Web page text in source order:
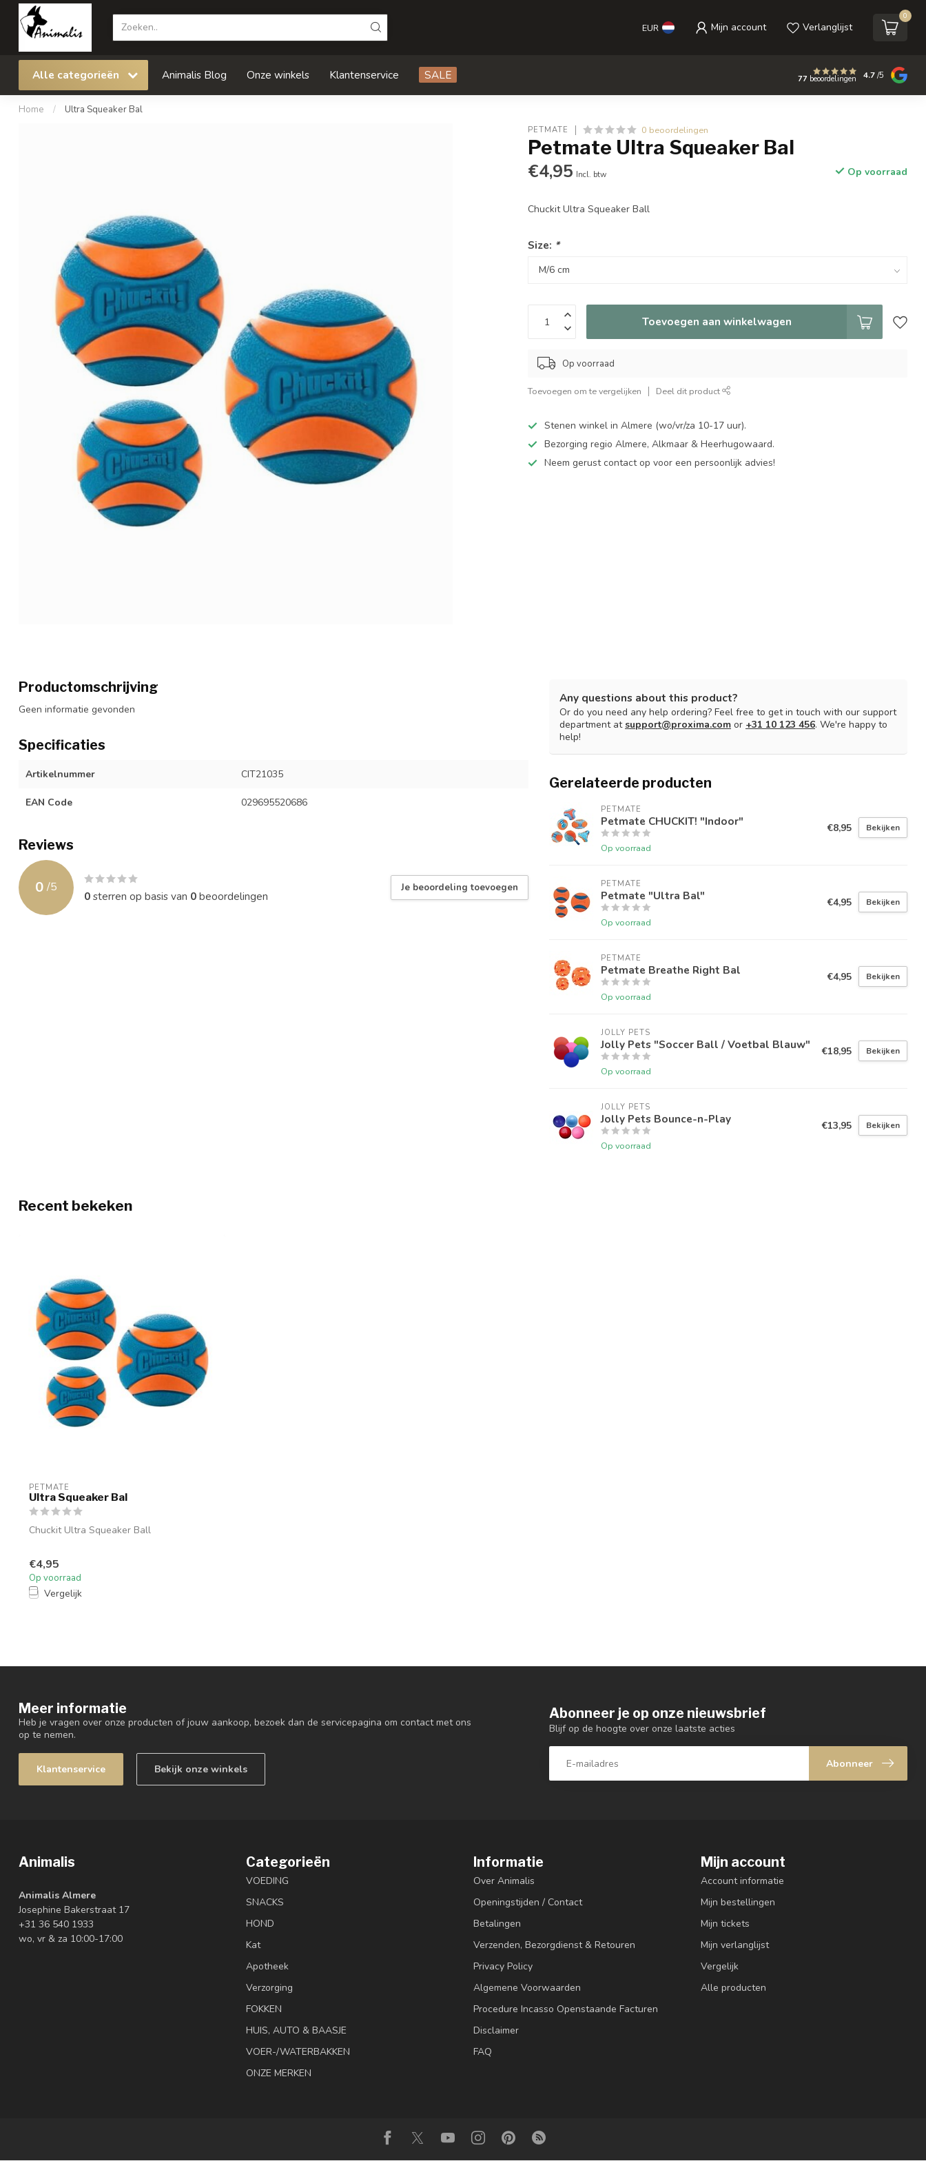
EUR Mijn account Verlanglijst
0
Alle categorieën Animalis Blog Onze winkels Klantenservice SALE 77 beoordelingen 4.7/5
Home / Ultra Squeaker Bal
PETMATE 0 beoordelingen
Petmate Ultra Squeaker Bal
€4,95 Incl. btw Op voorraad
Chuckit Ultra Squeaker Ball
Size: *
Toevoegen aan winkelwagen
Op voorraad
Toevoegen om te vergelijken Deel dit product
Stenen winkel in Almere (wo/vr/za 10-17 uur).
Bezorging regio Almere, Alkmaar & Heerhugowaard.
Neem gerust contact op voor een persoonlijk advies!
Productomschrijving
Geen informatie gevonden
Specificaties
Artikelnummer CIT21035
EAN Code 029695520686
Reviews
0 /5
0sterren op basis van 0beoordelingen
Je beoordeling toevoegen
Any questions about this product?
Or do you need any help ordering? Feel free to get in touch with our support
department atsupport@proxima.com or +31 10 123 456. We're happy to
help!
Gerelateerde producten
PETMATE
Petmate CHUCKIT! "Indoor"
Op voorraad
€8,95 Bekijken
PETMATE
Petmate "Ultra Bal"
Op voorraad
€4,95 Bekijken
PETMATE
Petmate Breathe Right Bal
Op voorraad
€4,95 Bekijken
JOLLY PETS
Jolly Pets "Soccer Ball / Voetbal Blauw"
Op voorraad
€18,95 Bekijken
JOLLY PETS
Jolly Pets Bounce-n-Play
Op voorraad
€13,95 Bekijken
Recent bekeken
PETMATE
Ultra Squeaker Bal
Chuckit Ultra Squeaker Ball
€4,95
Op voorraad
Vergelijk
Meer informatie
Heb je vragen over onze producten of jouw aankoop, bezoek dan de servicepagina om contact met ons
op te nemen.
Klantenservice Bekijk onze winkels
Abonneer je op onze nieuwsbrief
Blijf op de hoogte over onze laatste acties
Abonneer
Animalis
Animalis Almere
Josephine Bakerstraat 17
+31 36 540 1933
wo, vr & za 10:00-17:00
Categorieën
VOEDING
SNACKS
HOND
Kat
Apotheek
Verzorging
FOKKEN
HUIS, AUTO & BAASJE
VOER-/WATERBAKKEN
ONZE MERKEN
Informatie
Over Animalis
Openingstijden / Contact
Betalingen
Verzenden, Bezorgdienst & Retouren
Privacy Policy
Algemene Voorwaarden
Procedure Incasso Openstaande Facturen
Disclaimer
FAQ
Mijn account
Account informatie
Mijn bestellingen
Mijn tickets
Mijn verlanglijst
Vergelijk
Alle producten